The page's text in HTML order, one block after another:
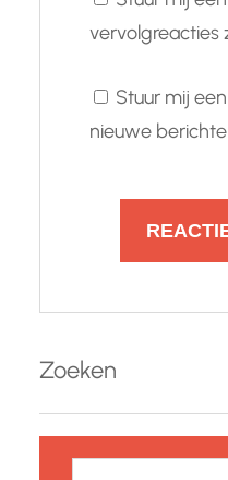
vervolgreacties
Stuur mij
nieuwe
Zoeken